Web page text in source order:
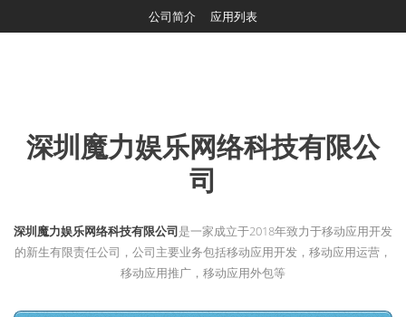
深圳魔力娱乐网络科技有限公司公司简介 应用列表
深圳魔力娱乐网络科技有限公
司
深圳魔力娱乐网络科技有限公司是一家成立于2018年致力于移动应用开发
的新生有限责任公司，公司主要业务包括移动应用开发，移动应用运营，
移动应用推广，移动应用外包等